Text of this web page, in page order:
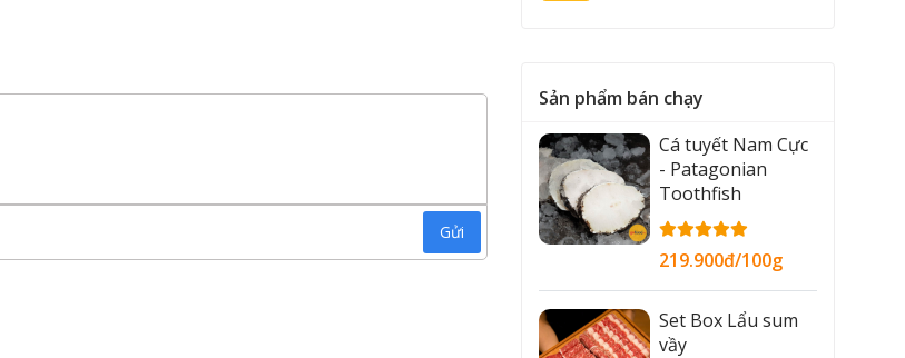
Gửi
Sản phẩm bán chạy
Cá tuyết Nam Cực
- Patagonian
Toothfish
219.900đ/100g
Set Box Lẩu sum
vầy